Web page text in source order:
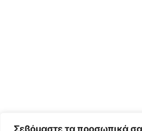
Σεβόμαστε τα προσωπικά